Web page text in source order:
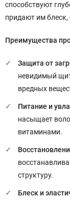
способствуют
придают им блеск,
Преимущества
Защита от
невидимый
вредных
Питание и
насыщает
витаминами.
структуру.
Блеск и